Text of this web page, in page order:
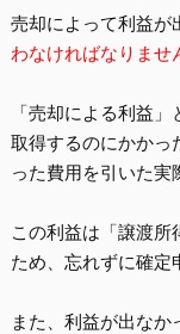
売却によって利益が
わなければなりませ
「売却による利益
取得するのにかかっ
った費用を引いた実
この利益は「譲渡所
ため、忘れずに確定
また、利益が出な